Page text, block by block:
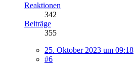
Reaktionen
342
Beiträge
355
25. Oktober 2023 um 09:18
#6